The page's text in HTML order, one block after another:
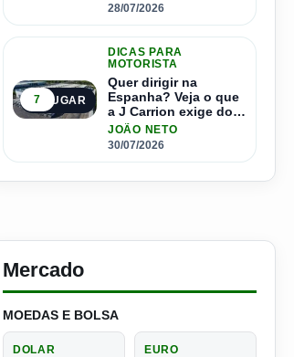
28/07/2026
5º LUGAR
7
DICAS PARA
MOTORISTA
Quer dirigir na
Espanha? Veja o que
a J Carrion exige dos
brasileiros
JOÃO NETO
30/07/2026
Mercado
MOEDAS E BOLSA
DOLAR EURO